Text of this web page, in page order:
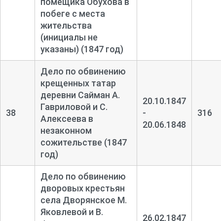
побеге с места
жительства
(инициалы не
указаны) (1847 год)
38
Дело по обвинению
крещенных татар
деревни Сайман А.
Гавриловой и С.
Алексеева в
незаконном
сожительстве (1847
год)
20.10.1847
-
20.06.1848
316
Дело по обвинению
дворовых крестьян
села Дворянское М.
Яковлевой и В.
26.02.1847